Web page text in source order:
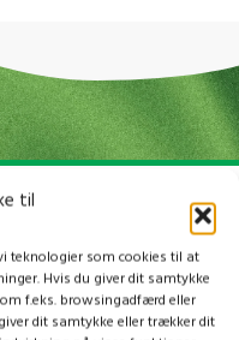
til
teknologier som cookies til at
Hvis du giver dit samtykke
f.eks. browsingadfærd eller
dit samtykke eller trækker dit